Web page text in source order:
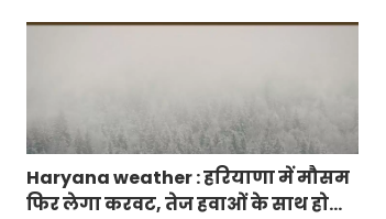
Haryana weather : हरियाणा में मौसम
फिर लेगा करवट, तेज हवाओं के साथ होगी